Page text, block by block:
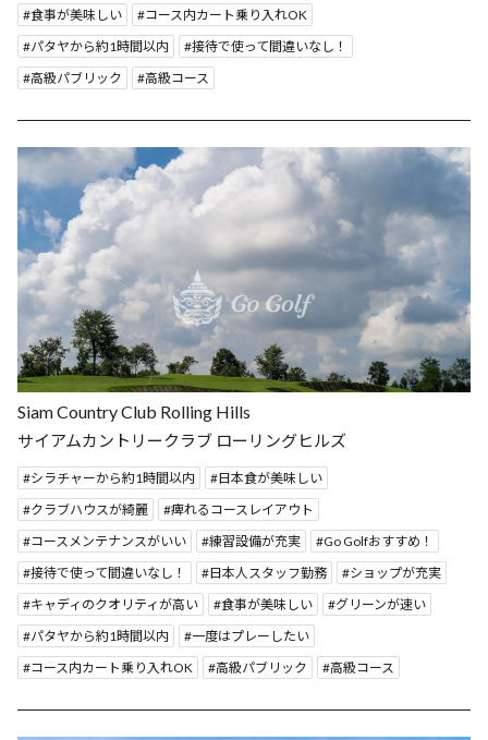
食事が美味しい
コース内カート乗り入れOK
パタヤから約1時間以内
接待で使って間違いなし！
高級パブリック
高級コース
Siam Country Club Rolling Hills
サイアムカントリークラブ ローリングヒルズ
シラチャーから約1時間以内
日本食が美味しい
クラブハウスが綺麗
痺れるコースレイアウト
コースメンテナンスがいい
練習設備が充実
Go Golfおすすめ！
接待で使って間違いなし！
日本人スタッフ勤務
ショップが充実
キャディのクオリティが高い
食事が美味しい
グリーンが速い
パタヤから約1時間以内
一度はプレーしたい
コース内カート乗り入れOK
高級パブリック 高級コース